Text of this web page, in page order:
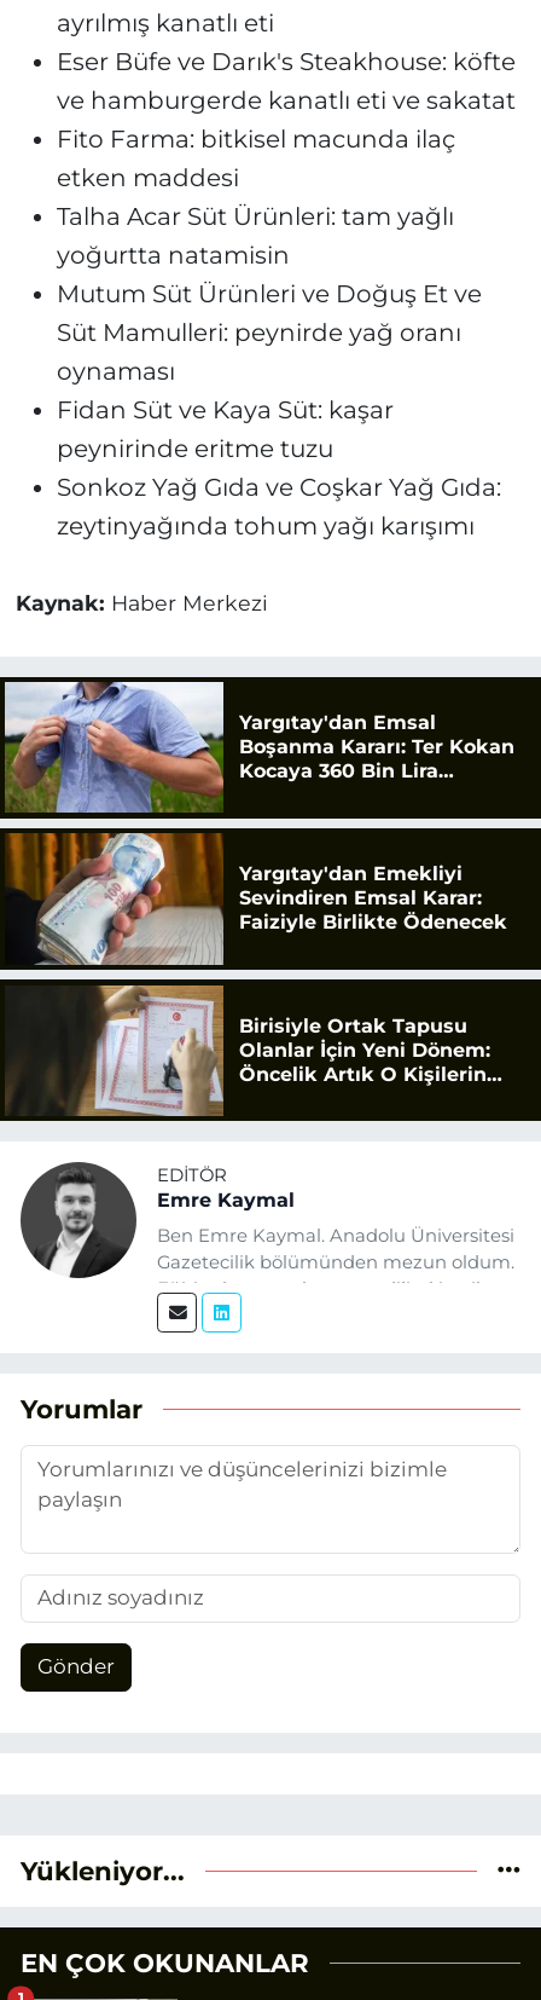
ayrılmış kanatlı eti
Eser Büfe ve Darık's Steakhouse: köfte
ve hamburgerde kanatlı eti ve sakatat
Fito Farma: bitkisel macunda ilaç
etken maddesi
Talha Acar Süt Ürünleri: tam yağlı
yoğurtta natamisin
Mutum Süt Ürünleri ve Doğuş Et ve
Süt Mamulleri: peynirde yağ oranı
oynaması
Fidan Süt ve Kaya Süt: kaşar
peynirinde eritme tuzu
Sonkoz Yağ Gıda ve Coşkar Yağ Gıda:
zeytinyağında tohum yağı karışımı
Kaynak: Haber Merkezi
Yargıtay'dan Emsal
Boşanma Kararı: Ter Kokan
Kocaya 360 Bin Lira
Yargıtay'dan Emekliyi
Sevindiren Emsal Karar:
Faiziyle Birlikte Ödenecek
Birisiyle Ortak Tapusu
Olanlar İçin Yeni Dönem:
Öncelik Artık O Kişilerin
EDITÖR
Emre Kaymal
Ben Emre Kaymal. Anadolu Üniversitesi
Gazetecilik bölümünden mezun oldum.
Eğitim hayatım boyunca dijital içerik
üretimi ve arama motoru
temel alıyorum.
Yorumlar
Gönder
Yükleniyor...
EN ÇOK OKUNANLAR